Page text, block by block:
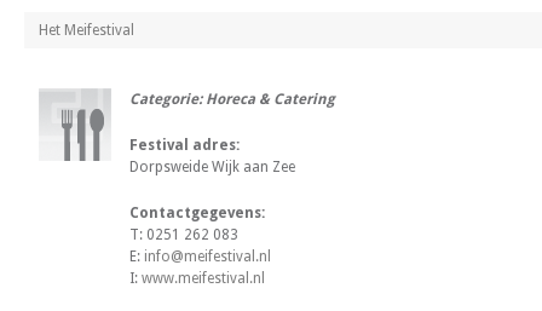
Het Meifestival
Categorie: Horeca & Catering
Festival adres:
Dorpsweide Wijk aan Zee
Contactgegevens:
T: 0251 262 083
E: info@meifestival.nl
I: www.meifestival.nl